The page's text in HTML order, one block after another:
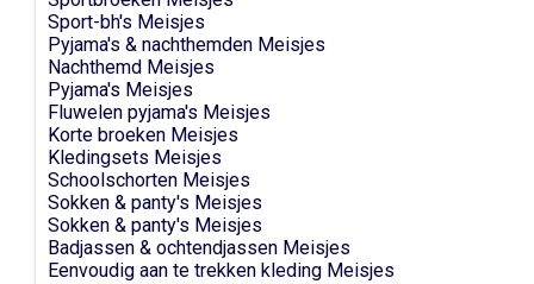
Sport-bh's Meisjes
Pyjama's & nachthemden Meisjes
Nachthemd Meisjes
Pyjama's Meisjes
Fluwelen pyjama's Meisjes
Korte broeken Meisjes
Kledingsets Meisjes
Schoolschorten Meisjes
Sokken & panty's Meisjes
Sokken & panty's Meisjes
Badjassen & ochtendjassen Meisjes
Eenvoudig aan te trekken kleding Meisjes